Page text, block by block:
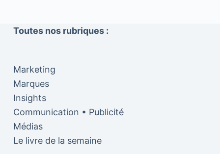
Toutes nos rubriques :
Marketing
Marques
Insights
Communication • Publicité
Médias
Le livre de la semaine